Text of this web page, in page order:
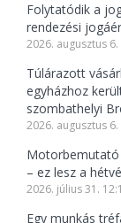
Folytatódik a
rendezési
2026. augusztus 6.
Túlárazott
egyházhoz
szombathelyi
2026. augusztus 6.
Motorbemutató
– ez lesz a
2026. július 31.
Egy munkás